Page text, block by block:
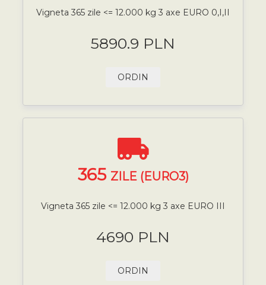
Vigneta 365 zile <= 12.000 kg 3 axe EURO 0,I,II
5890.9 PLN
ORDIN
365 ZILE (EURO3)
Vigneta 365 zile <= 12.000 kg 3 axe EURO III
4690 PLN
ORDIN